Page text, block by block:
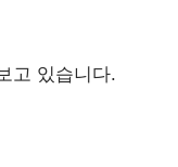
고 있습니다.